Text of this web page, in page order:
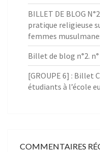
BILLET DE BLOG
pratique religieuse
femmes
Billet de blog n°2.
[GROUPE 6] : Billet
étudiants à l’école
COMMENTAIRES